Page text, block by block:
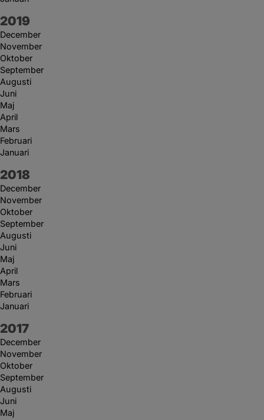
År:
2019
December
November
Oktober
September
Augusti
Juni
Maj
April
Mars
Februari
Januari
År:
2018
December
November
Oktober
September
Augusti
Juni
Maj
April
Mars
Februari
Januari
År:
2017
December
November
Oktober
September
Augusti
Juni
Maj